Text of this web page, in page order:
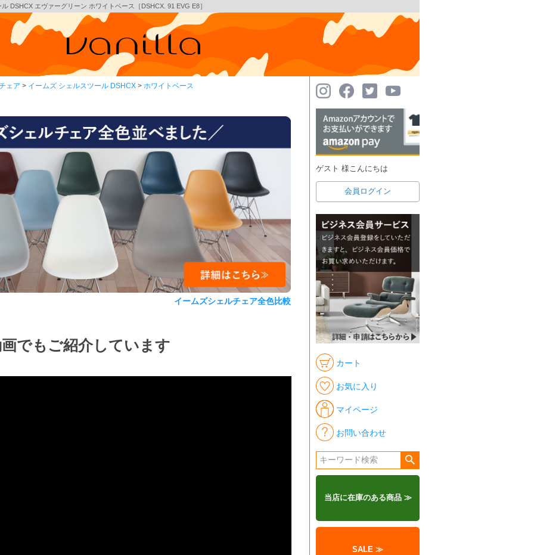
DSHCX エヴァーグリーン ホワイトベース［DSHCX. 91 EVG E8］
ェア イームズ シェルスツール DSHCX ホワイトベース
イームズシェルチェア全色比較
でもご紹介しています
ゲスト 様こんにちは
会員ログイン
カート
お気に入り
マイページ
お問い合わせ
当店に在庫のある商品 ≫
SALE ≫